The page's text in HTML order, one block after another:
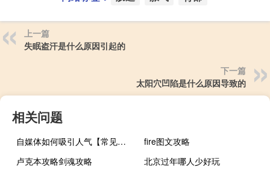
上一篇
失眠盗汗是什么原因引起的
下一篇
太阳穴凹陷是什么原因导致的
相关问题
自媒体如何吸引人气【常见的策略和方法提高吸引力】
fire图文攻略
卢克本攻略剑魂攻略
北京过年哪人少好玩